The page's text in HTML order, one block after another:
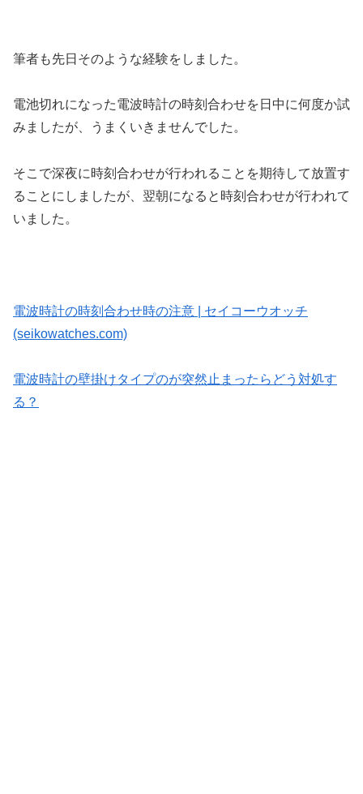
筆者も先日そのような経験をしました。
電池切れになった電波時計の時刻合わせを日中に何度か試
みましたが、うまくいきませんでした。
そこで深夜に時刻合わせが行われることを期待して放置す
ることにしましたが、翌朝になると時刻合わせが行われて
いました。
電波時計の時刻合わせ時の注意 | セイコーウオッチ
(seikowatches.com)
電波時計の壁掛けタイプのが突然止まったらどう対処す
る？